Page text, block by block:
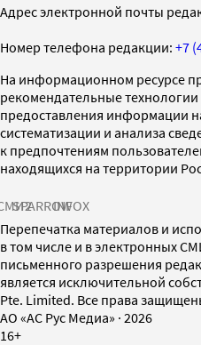
Адрес электронной почты
Номер телефона редакции: +7
На информационном ресурсе
рекомендательные
предоставления информации
систематизации и анализа
к предпочтениям
находящихся на территории
SPARROWINFOX
Перепечатка материалов и
в том числе и в электронных
письменного разрешения
является исключительной
Pte. Limited. Все права
AO «АС Рус Медиа» · 2026
16+